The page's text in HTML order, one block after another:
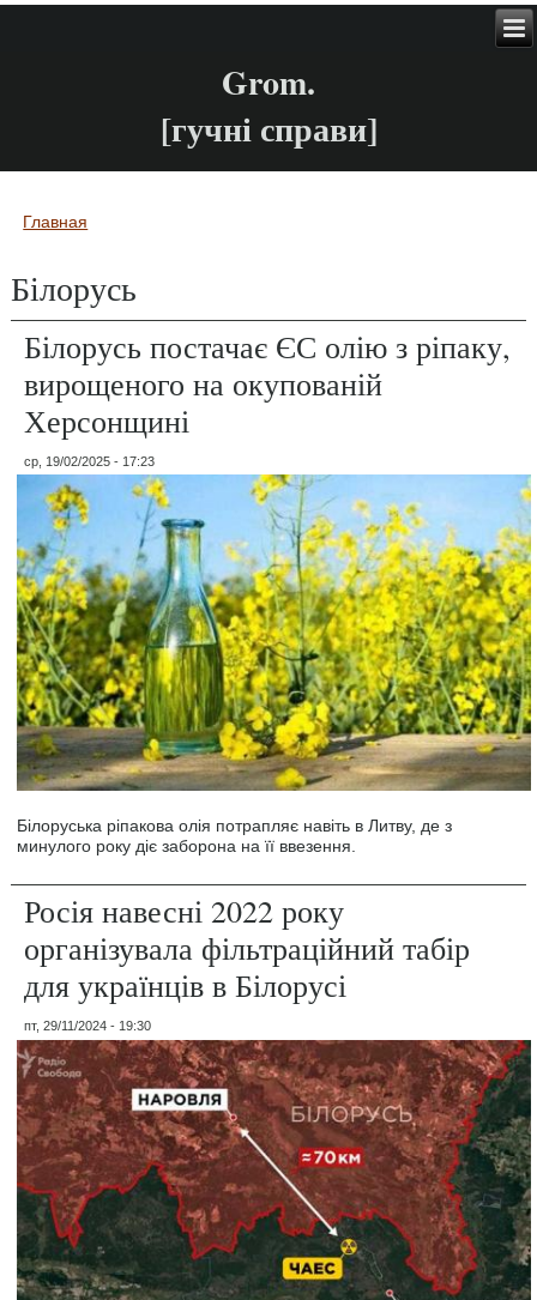
Grom.
[гучні справи]
Вы здесь
Главная
Білорусь
Білорусь постачає ЄС олію з ріпаку,
вирощеного на окупованій
Херсонщині
ср, 19/02/2025 - 17:23
Білоруська ріпакова олія потрапляє навіть в Литву, де з
минулого року діє заборона на її ввезення.
Росія навесні 2022 року
організувала фільтраційний табір
для українців в Білорусі
пт, 29/11/2024 - 19:30